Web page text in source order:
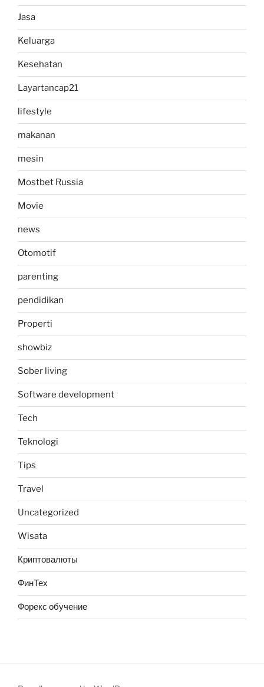
Jasa
Keluarga
Kesehatan
Layartancap21
lifestyle
makanan
mesin
Mostbet Russia
Movie
news
Otomotif
parenting
pendidikan
Properti
showbiz
Sober living
Software development
Tech
Teknologi
Tips
Travel
Uncategorized
Wisata
Криптовалюты
ФинТех
Форекс обучение